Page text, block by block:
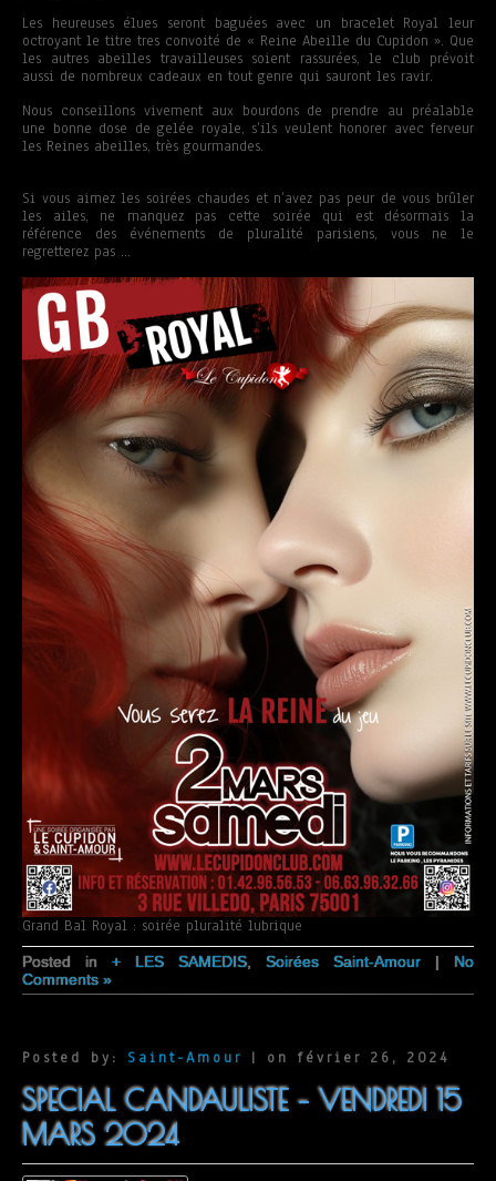
Les heureuses élues seront baguées avec un bracelet Royal leur
octroyant le titre tres convoité de « Reine Abeille du Cupidon ». Que
les autres abeilles travailleuses soient rassurées, le club prévoit
aussi de nombreux cadeaux en tout genre qui sauront les ravir.
Nous conseillons vivement aux bourdons de prendre au préalable
une bonne dose de gelée royale, s’ils veulent honorer avec ferveur
les Reines abeilles, très gourmandes.
Si vous aimez les soirées chaudes et n’avez pas peur de vous brûler
les ailes, ne manquez pas cette soirée qui est désormais la
référence des événements de pluralité parisiens, vous ne le
regretterez pas …
Grand Bal Royal : soirée pluralité lubrique
Posted in + LES SAMEDIS, Soirées Saint-Amour | No
Comments »
Posted by: Saint-Amour | on février 26, 2024
SPECIAL CANDAULISTE – VENDREDI 15
MARS 2024